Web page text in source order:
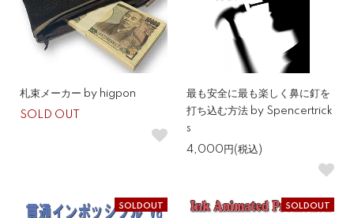
札束メーカー by higpon
SOLD OUT
最も安全に最も楽しく鼻に釘を
打ち込む方法 by Spencertrick
s
4,000円(税込)
SOLDOUT SOLDOUT